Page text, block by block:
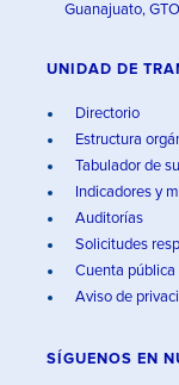
Guanajuato,
UNIDAD DE
Directorio
Estructura
Tabulador de
Indicadores y
Auditorías
Solicitudes
Cuenta pública
Aviso de
SÍGUENOS EN